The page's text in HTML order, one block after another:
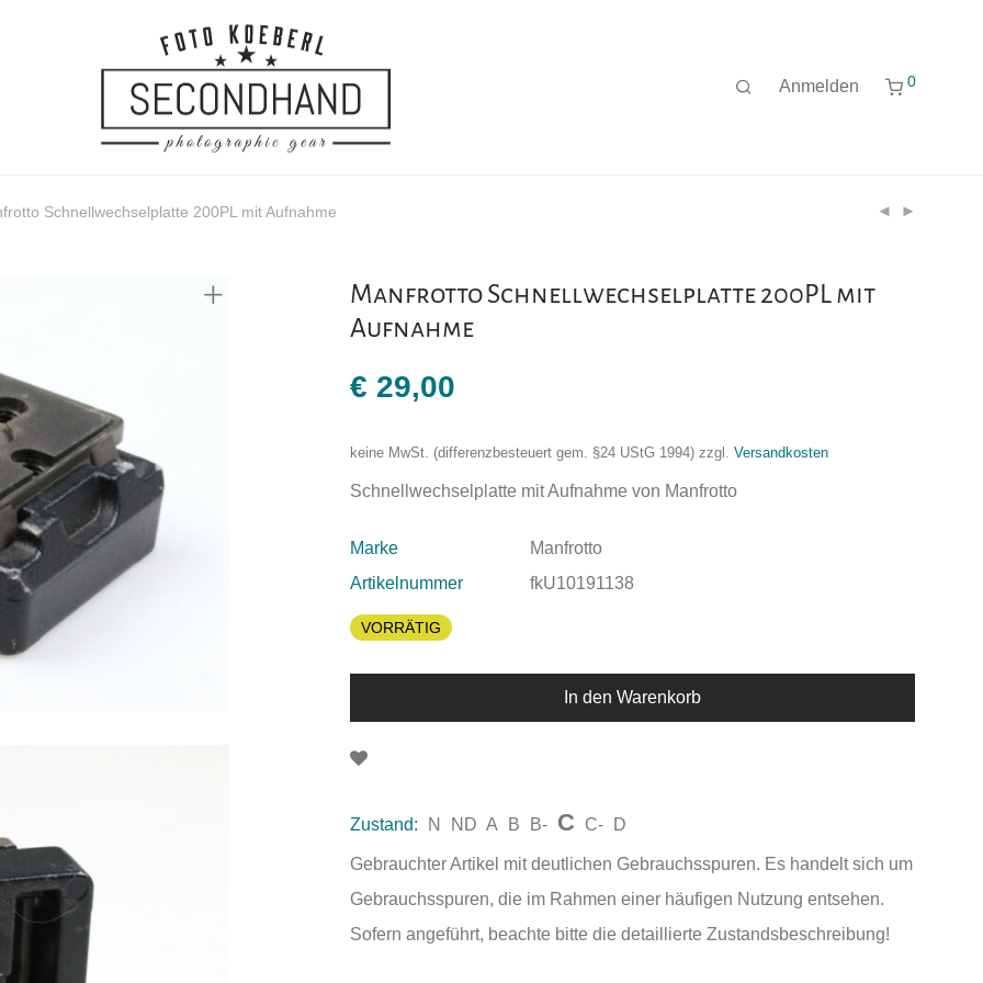
Anmelden 0
Schnellwechselplatte 200PL mit Aufnahme
Manfrotto Schnellwechselplatte 200PL mit
Aufnahme
€ 29,00
keine MwSt. (differenzbesteuert gem. §24 UStG 1994) zzgl. Versandkosten
Schnellwechselplatte mit Aufnahme von Manfrotto
Marke
Manfrotto
Artikelnummer
fkU10191138
VORRÄTIG
In den Warenkorb
Zustand: N ND A B B- C C- D
Gebrauchter Artikel mit deutlichen Gebrauchsspuren. Es handelt sich um
Gebrauchsspuren, die im Rahmen einer häufigen Nutzung entsehen.
Sofern angeführt, beachte bitte die detaillierte Zustandsbeschreibung!